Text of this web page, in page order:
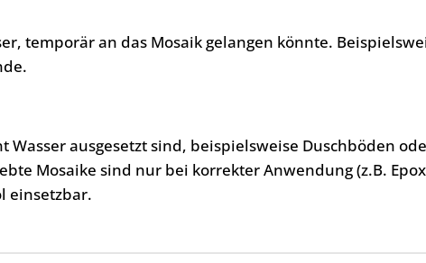
temporär an das Mosaik gelangen könnte.
Wasser ausgesetzt sind, beispielsweise Duschböden
Mosaike sind nur bei korrekter Anwendung (z.B.
einsetzbar.